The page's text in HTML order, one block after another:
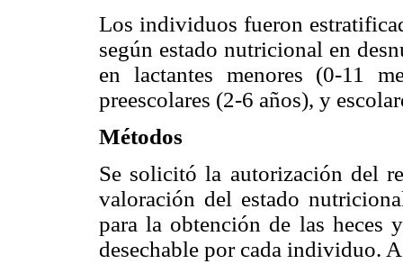
Los individuos fueron
según estado nutricional en
en lactantes menores (0-11
preescolares (2-6 años), y
Métodos
Se solicitó la autorización del
valoración del estado
para la obtención de las heces
desechable por cada individuo.